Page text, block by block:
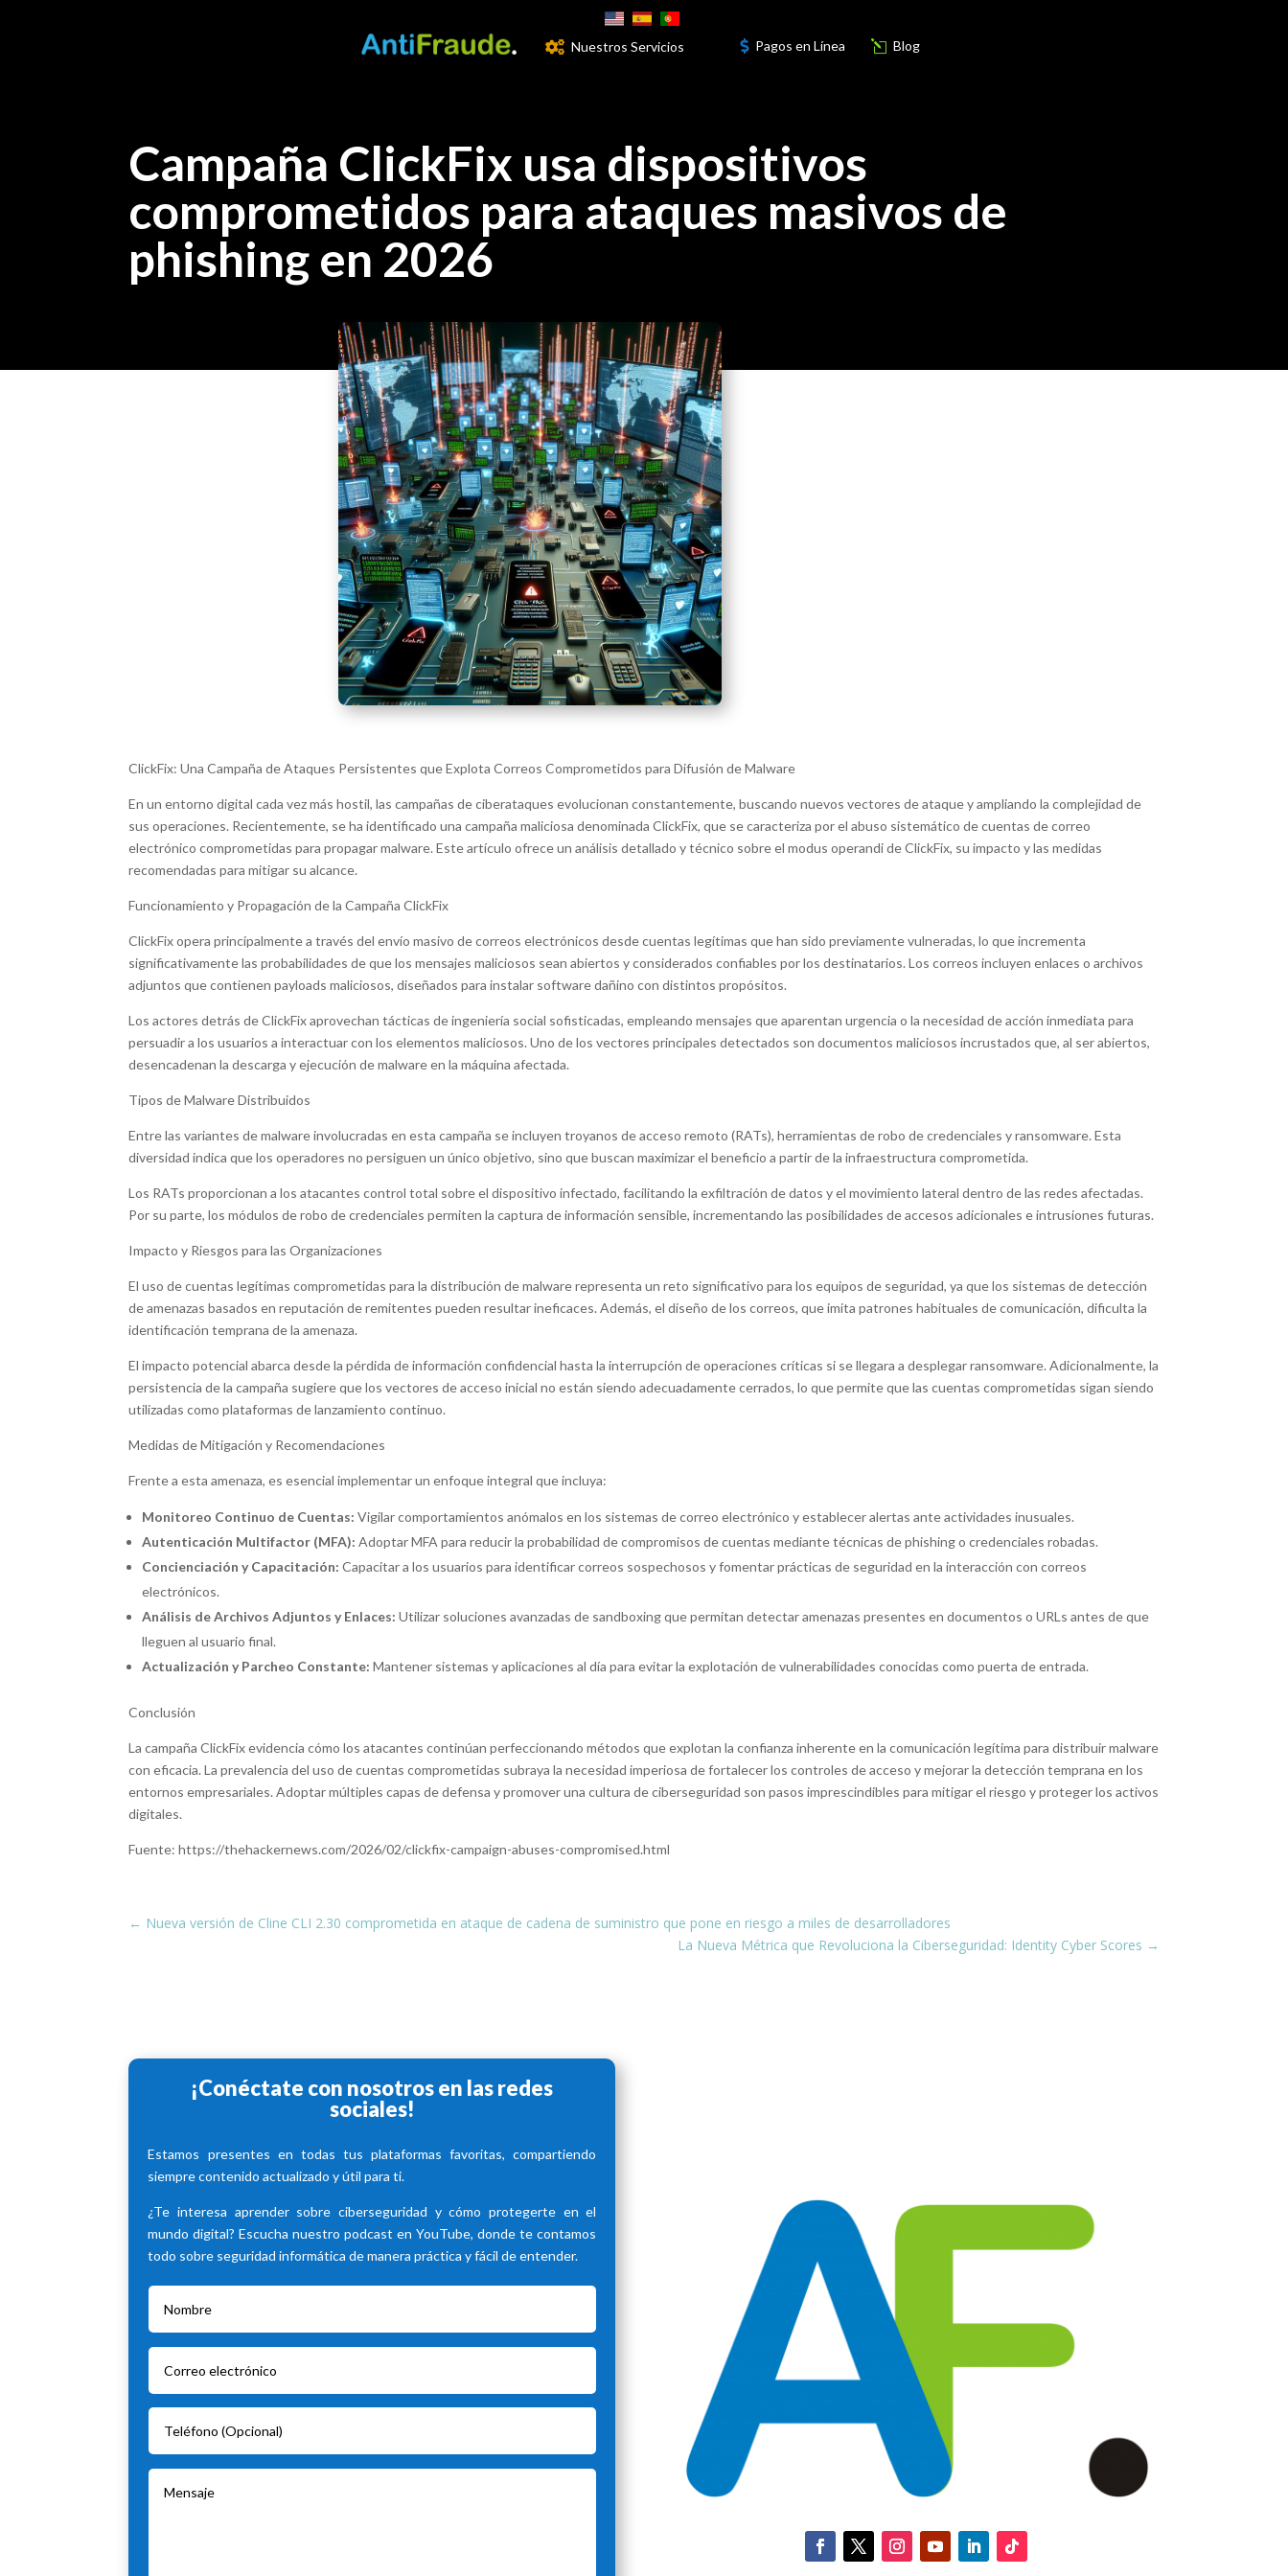
 Nuestros Servicios  Pagos en Línea l Blog
Campaña ClickFix usa dispositivos
comprometidos para ataques masivos de
phishing en 2026
ClickFix: Una Campaña de Ataques Persistentes que Explota Correos Comprometidos para Difusión de Malware
En un entorno digital cada vez más hostil, las campañas de ciberataques evolucionan constantemente, buscando nuevos vectores de ataque y ampliando la complejidad de
sus operaciones. Recientemente, se ha identificado una campaña maliciosa denominada ClickFix, que se caracteriza por el abuso sistemático de cuentas de correo
electrónico comprometidas para propagar malware. Este artículo ofrece un análisis detallado y técnico sobre el modus operandi de ClickFix, su impacto y las medidas
recomendadas para mitigar su alcance.
Funcionamiento y Propagación de la Campaña ClickFix
ClickFix opera principalmente a través del envío masivo de correos electrónicos desde cuentas legítimas que han sido previamente vulneradas, lo que incrementa
significativamente las probabilidades de que los mensajes maliciosos sean abiertos y considerados confiables por los destinatarios. Los correos incluyen enlaces o archivos
adjuntos que contienen payloads maliciosos, diseñados para instalar software dañino con distintos propósitos.
Los actores detrás de ClickFix aprovechan tácticas de ingeniería social sofisticadas, empleando mensajes que aparentan urgencia o la necesidad de acción inmediata para
persuadir a los usuarios a interactuar con los elementos maliciosos. Uno de los vectores principales detectados son documentos maliciosos incrustados que, al ser abiertos,
desencadenan la descarga y ejecución de malware en la máquina afectada.
Tipos de Malware Distribuidos
Entre las variantes de malware involucradas en esta campaña se incluyen troyanos de acceso remoto (RATs), herramientas de robo de credenciales y ransomware. Esta
diversidad indica que los operadores no persiguen un único objetivo, sino que buscan maximizar el beneficio a partir de la infraestructura comprometida.
Los RATs proporcionan a los atacantes control total sobre el dispositivo infectado, facilitando la exfiltración de datos y el movimiento lateral dentro de las redes afectadas.
Por su parte, los módulos de robo de credenciales permiten la captura de información sensible, incrementando las posibilidades de accesos adicionales e intrusiones futuras.
Impacto y Riesgos para las Organizaciones
El uso de cuentas legítimas comprometidas para la distribución de malware representa un reto significativo para los equipos de seguridad, ya que los sistemas de detección
de amenazas basados en reputación de remitentes pueden resultar ineficaces. Además, el diseño de los correos, que imita patrones habituales de comunicación, dificulta la
identificación temprana de la amenaza.
El impacto potencial abarca desde la pérdida de información confidencial hasta la interrupción de operaciones críticas si se llegara a desplegar ransomware. Adicionalmente, la
persistencia de la campaña sugiere que los vectores de acceso inicial no están siendo adecuadamente cerrados, lo que permite que las cuentas comprometidas sigan siendo
utilizadas como plataformas de lanzamiento continuo.
Medidas de Mitigación y Recomendaciones
Frente a esta amenaza, es esencial implementar un enfoque integral que incluya:
Monitoreo Continuo de Cuentas: Vigilar comportamientos anómalos en los sistemas de correo electrónico y establecer alertas ante actividades inusuales.
Autenticación Multifactor (MFA): Adoptar MFA para reducir la probabilidad de compromisos de cuentas mediante técnicas de phishing o credenciales robadas.
Concienciación y Capacitación: Capacitar a los usuarios para identificar correos sospechosos y fomentar prácticas de seguridad en la interacción con correos
electrónicos.
Análisis de Archivos Adjuntos y Enlaces: Utilizar soluciones avanzadas de sandboxing que permitan detectar amenazas presentes en documentos o URLs antes de que
lleguen al usuario final.
Actualización y Parcheo Constante: Mantener sistemas y aplicaciones al día para evitar la explotación de vulnerabilidades conocidas como puerta de entrada.
Conclusión
La campaña ClickFix evidencia cómo los atacantes continúan perfeccionando métodos que explotan la confianza inherente en la comunicación legítima para distribuir malware
con eficacia. La prevalencia del uso de cuentas comprometidas subraya la necesidad imperiosa de fortalecer los controles de acceso y mejorar la detección temprana en los
entornos empresariales. Adoptar múltiples capas de defensa y promover una cultura de ciberseguridad son pasos imprescindibles para mitigar el riesgo y proteger los activos
digitales.
Fuente: https://thehackernews.com/2026/02/clickfix-campaign-abuses-compromised.html
← Nueva versión de Cline CLI 2.30 comprometida en ataque de cadena de suministro que pone en riesgo a miles de desarrolladores
La Nueva Métrica que Revoluciona la Ciberseguridad: Identity Cyber Scores →
¡Conéctate con nosotros en las redes
sociales!
Estamos presentes en todas tus plataformas favoritas, compartiendo
siempre contenido actualizado y útil para ti.
¿Te interesa aprender sobre ciberseguridad y cómo protegerte en el
mundo digital? Escucha nuestro podcast en YouTube, donde te contamos
todo sobre seguridad informática de manera práctica y fácil de entender.